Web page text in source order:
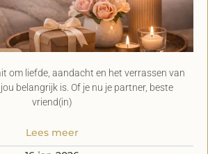
om liefde, aandacht en het verrassen van
belangrijk is. Of je nu je partner, beste
vriend(in)
Lees meer